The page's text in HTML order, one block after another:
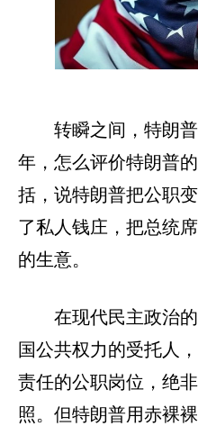
转瞬之间，特朗
年，怎么评价特朗普
括，说特朗普把公职
了私人钱庄，把总统
的生意。
在现代民主政治
国公共权力的受托人
责任的公职岗位，绝
照。但特朗普用赤裸